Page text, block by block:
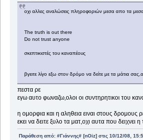
οχι αλλες αναλώσεις πληροφοριών μεσα απο τα
The truth is out there
Do not trust anyone
σκεπτικιστές του καναπέους
βγειτε λίγο εξω στον δρόμο να δείτε με τα μάτια
πεστα ρε
εγω αυτο φωναζω,ολοι οι συντηρητικοι του
η ομορφια και η αληθεια ειναι στους δρομους
εκει να δειτε ξυλο τα ματ,οχι αυτα που
Παράθεση από: #Γιάννης# [nOiz] στις 10/12/08,